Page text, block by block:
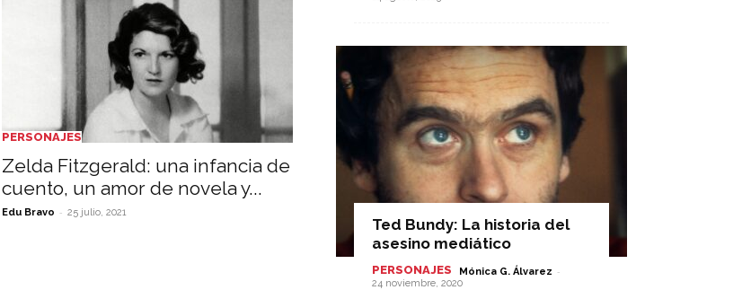
PERSONAJES
Zelda Fitzgerald: una infancia de
cuento, un amor de novela y...
Edu Bravo - 25 julio, 2021
Ted Bundy: La historia del
asesino mediático
PERSONAJES Mónica G. Álvarez -
24 noviembre, 2020